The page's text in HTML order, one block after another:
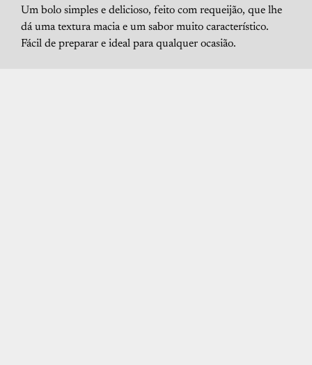
Um bolo simples e delicioso, feito com requeijão, que lhe
dá uma textura macia e um sabor muito característico.
Fácil de preparar e ideal para qualquer ocasião.